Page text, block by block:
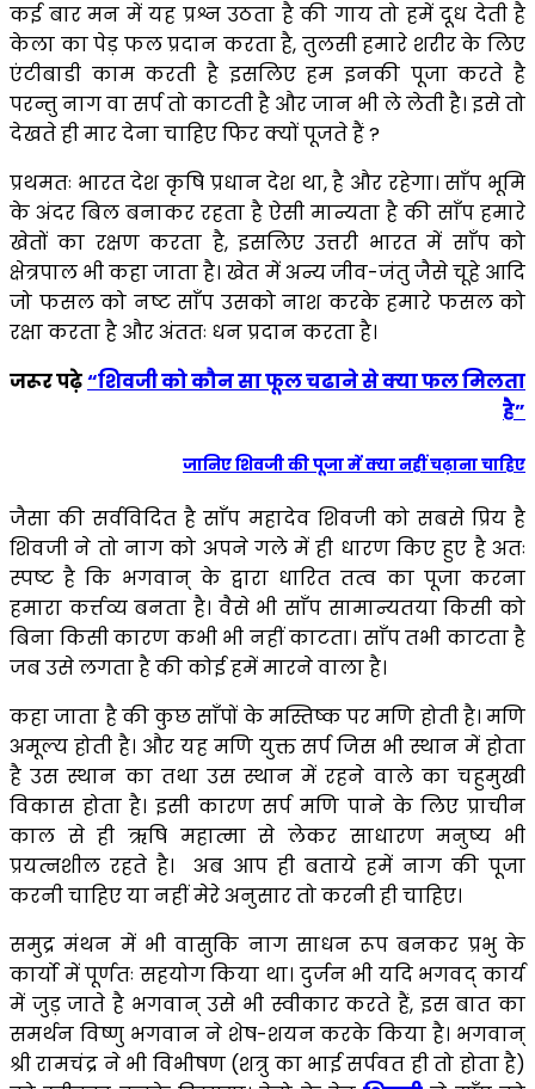
कई बार मन में यह प्रश्न उठता है की गाय तो हमें दूध देती है
केला का पेड़ फल प्रदान करता है, तुलसी हमारे शरीर के लिए
एंटीबाडी काम करती है इसलिए हम इनकी पूजा करते है
परन्तु नाग वा सर्प तो काटती है और जान भी ले लेती है। इसे तो
देखते ही मार देना चाहिए फिर क्यों पूजते हैं ?
प्रथमतः भारत देश कृषि प्रधान देश था, है और रहेगा। साँप भूमि
के अंदर बिल बनाकर रहता है ऐसी मान्यता है की साँप हमारे
खेतों का रक्षण करता है, इसलिए उत्तरी भारत में साँप को
क्षेत्रपाल भी कहा जाता है। खेत में अन्य जीव-जंतु जैसे चूहे आदि
जो फसल को नष्ट साँप उसको नाश करके हमारे फसल को
रक्षा करता है और अंततः धन प्रदान करता है।
जरूर पढ़े“शिवजी को कौन सा फूल चढाने से क्या फल मिलता
है”
जानिए शिवजी की पूजा में क्या नहीं चढ़ाना चाहिए
जैसा की सर्वविदित है साँप महादेव शिवजी को सबसे प्रिय है
शिवजी ने तो नाग को अपने गले में ही धारण किए हुए है अतः
स्पष्ट है कि भगवान् के द्वारा धारित तत्व का पूजा करना
हमारा कर्त्तव्य बनता है। वैसे भी साँप सामान्यतया किसी को
बिना किसी कारण कभी भी नहीं काटता। साँप तभी काटता है
जब उसे लगता है की कोई हमें मारने वाला है।
कहा जाता है की कुछ साँपों के मस्तिष्क पर मणि होती है। मणि
अमूल्य होती है। और यह मणि युक्त सर्प जिस भी स्थान में होता
है उस स्थान का तथा उस स्थान में रहने वाले का चहुमुखी
विकास होता है। इसी कारण सर्प मणि पाने के लिए प्राचीन
काल से ही ऋषि महात्मा से लेकर साधारण मनुष्य भी
प्रयत्नशील रहते है। अब आप ही बताये हमें नाग की पूजा
करनी चाहिए या नहीं मेरे अनुसार तो करनी ही चाहिए।
समुद्र मंथन में भी वासुकि नाग साधन रूप बनकर प्रभु के
कार्यो में पूर्णतः सहयोग किया था। दुर्जन भी यदि भगवद् कार्य
में जुड़ जाते है भगवान् उसे भी स्वीकार करते हैं, इस बात का
समर्थन विष्णु भगवान ने शेष-शयन करके किया है। भगवान्
श्री रामचंद्र ने भी विभीषण (शत्रु का भाई सर्पवत ही तो होता है)